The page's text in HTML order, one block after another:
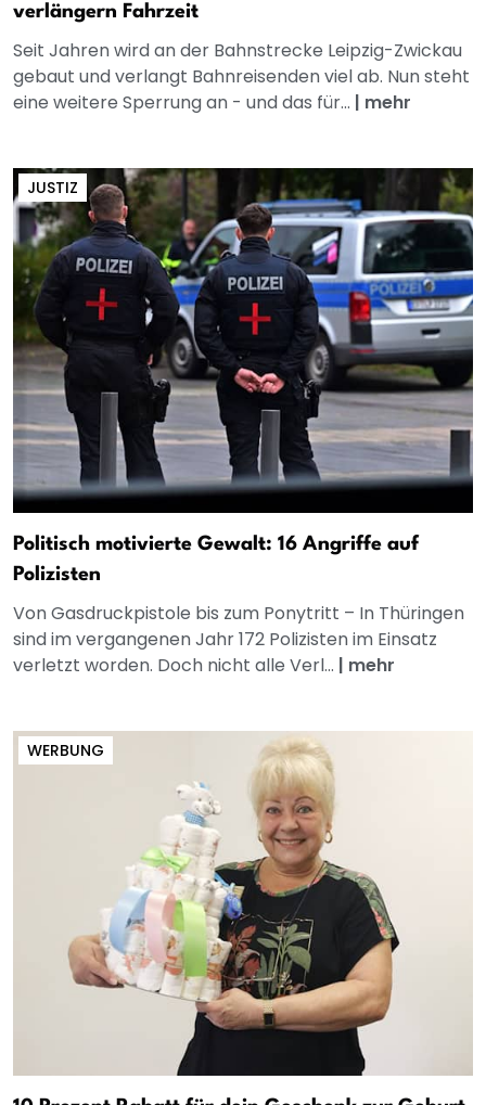
verlängern Fahrzeit
Seit Jahren wird an der Bahnstrecke Leipzig-Zwickau
gebaut und verlangt Bahnreisenden viel ab. Nun steht
eine weitere Sperrung an - und das für... | mehr
JUSTIZ
Politisch motivierte Gewalt: 16 Angriffe auf
Polizisten
Von Gasdruckpistole bis zum Ponytritt – In Thüringen
sind im vergangenen Jahr 172 Polizisten im Einsatz
verletzt worden. Doch nicht alle Verl... | mehr
WERBUNG